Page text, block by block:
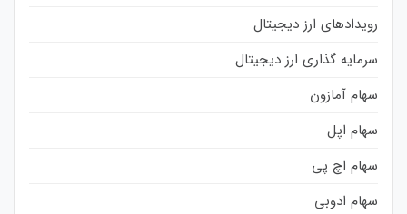
رویدادهای ارز دیجیتال
سرمایه گذاری ارز دیجیتال
سهام آمازون
سهام اپل
سهام اچ پی
سهام ادوبی